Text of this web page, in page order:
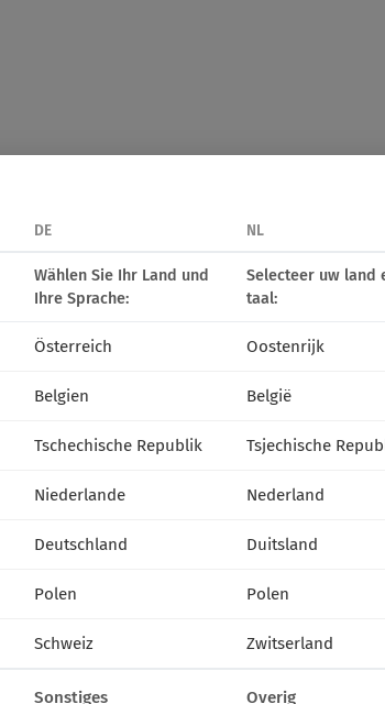
DE NL
Wählen Sie Ihr Land und
Ihre Sprache:
Selecteer uw land
taal:
Österreich Oostenrijk
Belgien België
Tschechische Republik Tsjechische
Niederlande Nederland
Deutschland Duitsland
Polen Polen
Schweiz Zwitserland
Sonstiges Overig